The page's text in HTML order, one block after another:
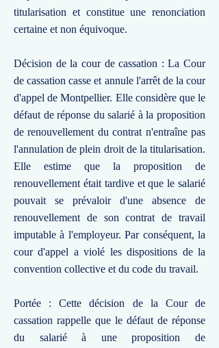
titularisation et constitue une renonciation
certaine et non équivoque.
Décision de la cour de cassation : La Cour
de cassation casse et annule l'arrêt de la cour
d'appel de Montpellier. Elle considère que le
défaut de réponse du salarié à la proposition
de renouvellement du contrat n'entraîne pas
l'annulation de plein droit de la titularisation.
Elle estime que la proposition de
renouvellement était tardive et que le salarié
pouvait se prévaloir d'une absence de
renouvellement de son contrat de travail
imputable à l'employeur. Par conséquent, la
cour d'appel a violé les dispositions de la
convention collective et du code du travail.
Portée : Cette décision de la Cour de
cassation rappelle que le défaut de réponse
du salarié à une proposition de